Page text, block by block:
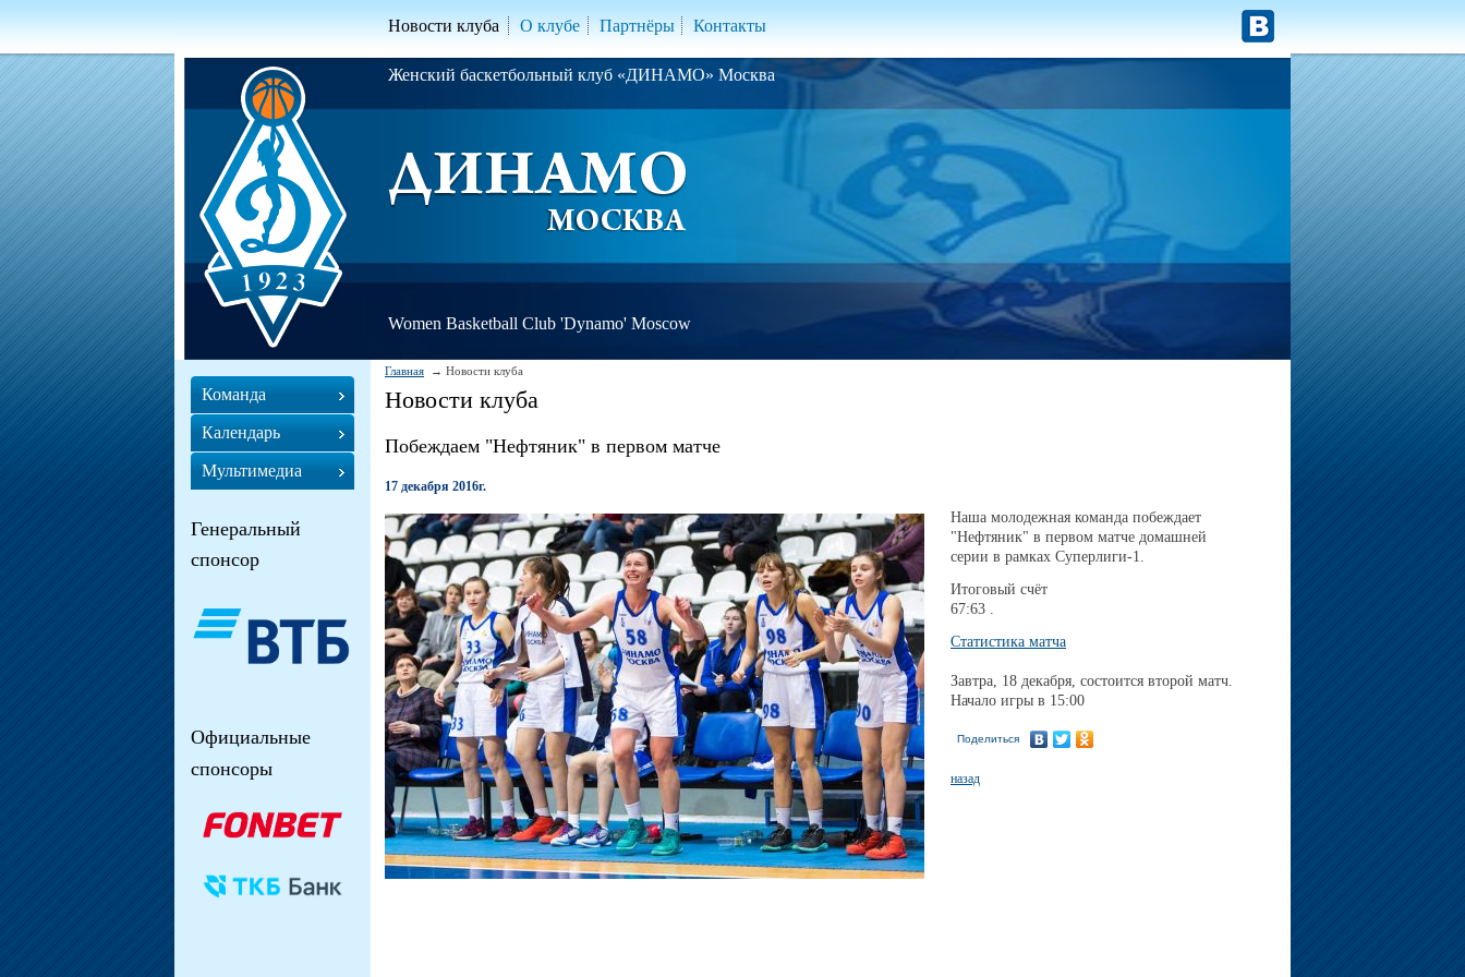
Новости клуба О клубе Партнёры Контакты
Женский баскетбольный клуб «ДИНАМО» Москва
Women Basketball Club 'Dynamo' Moscow
Главная Новости клуба
Новости клуба
Побеждаем "Нефтяник" в первом матче
17 декабря 2016г.
Наша молодежная команда побеждает
"Нефтяник" в первом матче домашней
серии в рамках Суперлиги-1.
Итоговый счёт
67:63 .
Статистика матча
Завтра, 18 декабря, состоится второй матч.
Начало игры в 15:00
Поделиться
назад
Команда
Календарь
Мультимедиа
Генеральный
спонсор
Официальные
спонсоры